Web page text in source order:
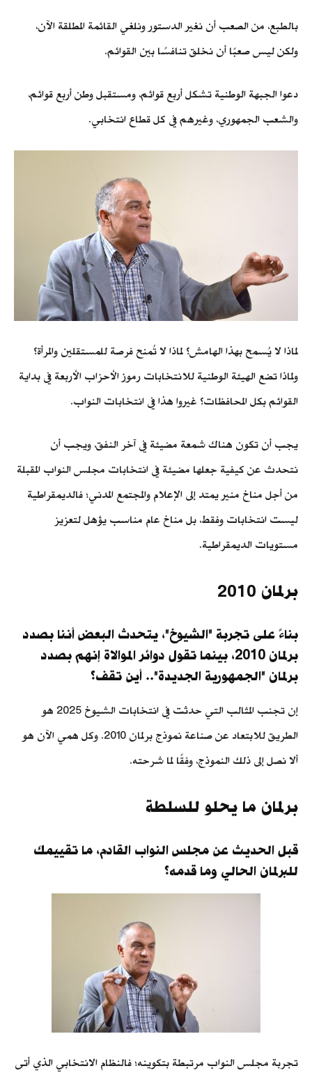
بالطبع، من الصعب أن نغير الدستور ونلغي القائمة المطلقة الآن،
ولكن ليس صعبًا أن نخلق تنافسًا بين القوائم.
دعوا الجبهة الوطنية تشكل أربع قوائم، ومستقبل وطن أربع قوائم،
والشعب الجمهوري، وغيرهم في كل قطاع انتخابي.
لماذا لا يُسمح بهذا الهامش؟ لماذا لا تُمنح فرصة للمستقلين والمرأة؟
ولماذا تضع الهيئة الوطنية للانتخابات رموز الأحزاب الأربعة في بداية
القوائم بكل المحافظات؟ غيروا هذا في انتخابات النواب.
يجب أن تكون هناك شمعة مضيئة في آخر النفق، ويجب أن
نتحدث عن كيفية جعلها مضيئة في انتخابات مجلس النواب المقبلة
من أجل مناخ منير يمتد إلى الإعلام والمجتمع المدني؛ فالديمقراطية
ليست انتخابات وفقط، بل مناخ عام مناسب يؤهل لتعزيز
مستويات الديمقراطية.
برلمان 2010
بناءً على تجربة "الشيوخ"، يتحدث البعض أننا بصدد
برلمان 2010، بينما تقول دوائر الموالاة إنهم بصدد
برلمان "الجمهورية الجديدة".. أين تقف؟
إن تجنب المثالب التي حدثت في انتخابات الشيوخ 2025 هو
الطريق للابتعاد عن صناعة نموذج برلمان 2010. وكل همي الآن هو
ألا نصل إلى ذلك النموذج، وفقًا لما شرحته.
برلمان ما يحلو للسلطة
قبل الحديث عن مجلس النواب القادم، ما تقييمك
للبرلمان الحالي وما قدمه؟
تجربة مجلس النواب مرتبطة بتكوينه؛ فالنظام الانتخابي الذي أتى